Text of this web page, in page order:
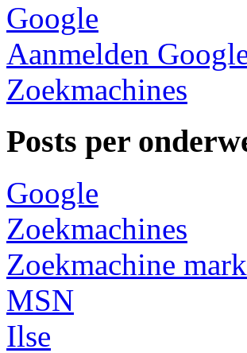
Google
Aanmelden
Zoekmachines
Posts per
Google
Zoekmachines
Zoekmachine
MSN
Ilse